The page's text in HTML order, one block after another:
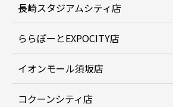
長崎スタジアムシティ店
ららぽーとEXPOCITY店
イオンモール須坂店
コクーンシティ店